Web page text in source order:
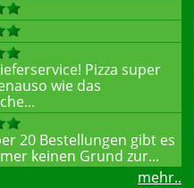
Pizza super
wie das
20 Bestellungen gibt es
keinen Grund zur...
mehr..